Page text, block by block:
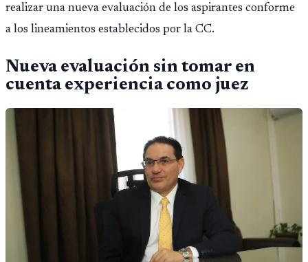
realizar una nueva evaluación de los aspirantes conforme
a los lineamientos establecidos por la CC.
Nueva evaluación sin tomar en
cuenta experiencia como juez